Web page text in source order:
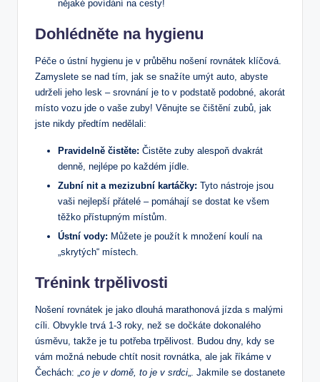
nějaké povídání na cesty!
Dohlédněte na hygienu
Péče o ústní hygienu je v průběhu nošení rovnátek klíčová.
Zamyslete se nad tím, jak se snažíte umýt auto, abyste
udrželi jeho lesk – srovnání je to v podstatě podobné, akorát
místo vozu jde o vaše zuby! Věnujte se čištění zubů, jak
jste nikdy předtím nedělali:
Pravidelně čistěte: Čistěte zuby alespoň dvakrát
denně, nejlépe po každém jídle.
Zubní nit a mezizubní kartáčky: Tyto nástroje jsou
vaši nejlepší přátelé – pomáhají se dostat ke všem
těžko přístupným místům.
Ústní vody: Můžete je použít k množení koulí na
„skrytých“ místech.
Trénink trpělivosti
Nošení rovnátek je jako dlouhá marathonová jízda s malými
cíli. Obvykle trvá 1-3 roky, než se dočkáte dokonalého
úsměvu, takže je tu potřeba trpělivost. Budou dny, kdy se
vám možná nebude chtít nosit rovnátka, ale jak říkáme v
Čechách: „co je v domě, to je v srdci„. Jakmile se dostanete